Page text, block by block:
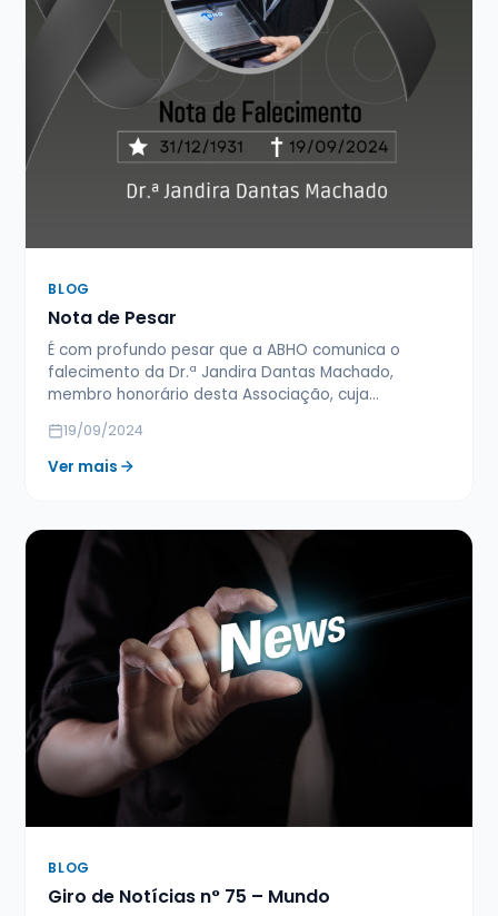
BLOG
Nota de Pesar
É com profundo pesar que a ABHO comunica o
falecimento da Dr.ª Jandira Dantas Machado,
membro honorário desta Associação, cuja…
19/09/2024
Ver mais
BLOG
Giro de Notícias n° 75 – Mundo